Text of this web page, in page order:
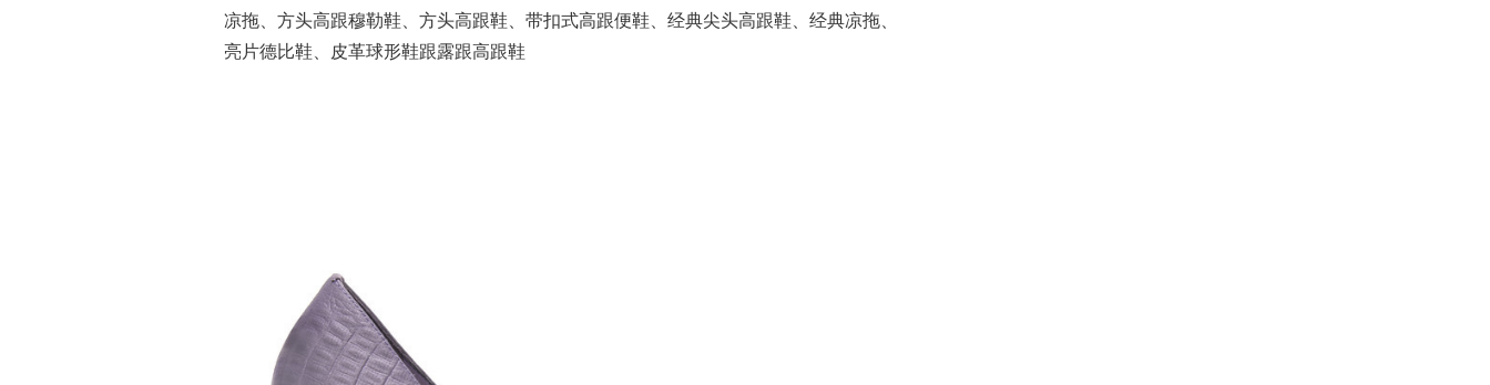
凉拖、方头高跟穆勒鞋、方头高跟鞋、带扣式高跟便鞋、经典尖头高跟鞋、经典凉拖、
亮片德比鞋、皮革球形鞋跟露跟高跟鞋